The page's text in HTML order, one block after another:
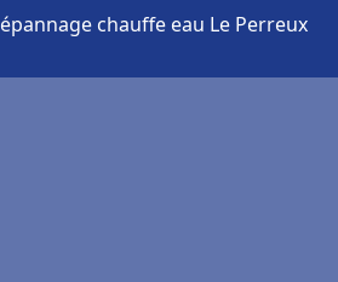
chauffe eau Le Perreux